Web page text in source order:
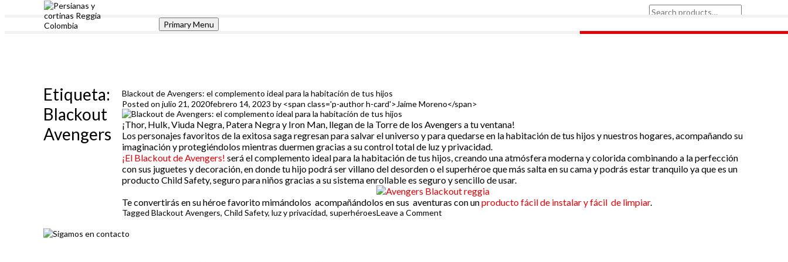
Search
Primary Menu
Etiqueta:
Blackout
Avengers
Blackout de Avengers: el complemento ideal para la habitación de tus hijos
Posted on julio 21, 2020febrero 14, 2023 by <span class='p-author h-card'>Jaime Moreno</span>
¡Thor, Hulk, Viuda Negra, Patera Negra y Iron Man, llegan de la Torre de los Avengers a tu ventana!
Los personajes favoritos de la exitosa saga regresan para salvar el universo y para quedarse en la habitación de tus hijos y nuestros hogares, acompañando su
imaginación y protegiéndolos mientras duermen gracias a su control total de luz y privacidad.
¡El Blackout de Avengers! será el complemento ideal para la habitación de tus hijos, creando una atmósfera moderna y colorida combinando a la perfección
con sus juguetes y decoración, en donde tu hijo podrá ser villano del desorden o el superhéroe que más salta en su cama y podrás estar tranquilo ya que es un
producto Child Safety, seguro para niños gracias a su sistema enrollable es seguro y sencillo de usar.
Te convertirás en su héroe favorito mimándolos acompañándolos en sus aventuras con unproducto fácil de instalar y fácil de limpiar.
Tagged Blackout Avengers, Child Safety, luz y privacidad, superhéroesLeave a Commenton